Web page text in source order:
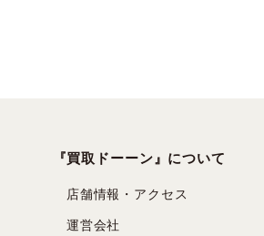
『買取ドーーン』について
店舗情報・アクセス
運営会社